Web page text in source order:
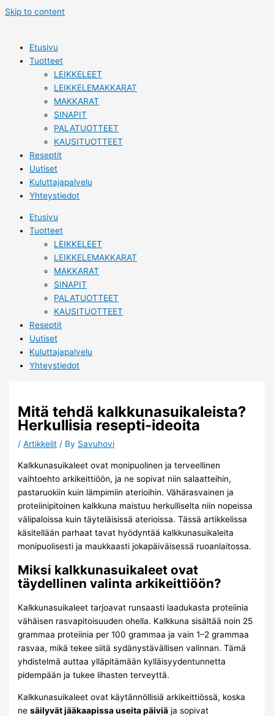
Skip to content
Etusivu
Tuotteet
LEIKKELEET
LEIKKELEMAKKARAT
MAKKARAT
SINAPIT
PALATUOTTEET
KAUSITUOTTEET
Reseptit
Uutiset
Kuluttajapalvelu
Yhteystiedot
Etusivu
Tuotteet
LEIKKELEET
LEIKKELEMAKKARAT
MAKKARAT
SINAPIT
PALATUOTTEET
KAUSITUOTTEET
Reseptit
Uutiset
Kuluttajapalvelu
Yhteystiedot
Mitä tehdä kalkkunasuikaleista?
Herkullisia resepti-ideoita
/Artikkelit / By Savuhovi
Kalkkunasuikaleet ovat monipuolinen ja terveellinen
vaihtoehto arkikeittiöön, ja ne sopivat niin salaatteihin,
pastaruokiin kuin lämpimiin aterioihin. Vähärasvainen ja
proteiinipitoinen kalkkuna maistuu herkulliselta niin nopeissa
välipaloissa kuin täyteläisissä aterioissa. Tässä artikkelissa
käsitellään parhaat tavat hyödyntää kalkkunasuikaleita
monipuolisesti ja maukkaasti jokapäiväisessä ruoanlaitossa.
Miksi kalkkunasuikaleet ovat
täydellinen valinta arkikeittiöön?
Kalkkunasuikaleet tarjoavat runsaasti laadukasta proteiinia
vähäisen rasvapitoisuuden ohella. Kalkkuna sisältää noin 25
grammaa proteiinia per 100 grammaa ja vain 1–2 grammaa
rasvaa, mikä tekee siitä sydänystävällisen valinnan. Tämä
yhdistelmä auttaa ylläpitämään kylläisyydentunnetta
pidempään ja tukee lihasten terveyttä.
Kalkkunasuikaleet ovat käytännöllisiä arkikeittiössä, koska
nesäilyvät jääkaapissa useita päiviä ja sopivat